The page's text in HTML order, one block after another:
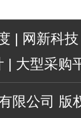
| 网新科技
| 大型采购
限公司 版